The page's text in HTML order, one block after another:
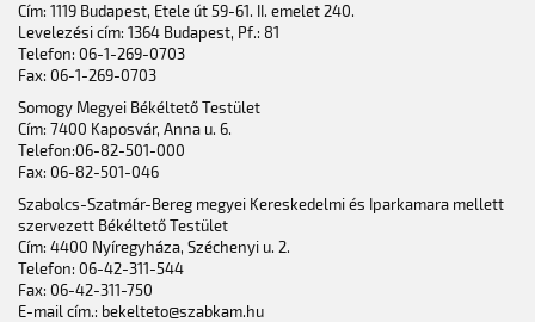
Cím: 1119 Budapest, Etele út 59-61. II. emelet 240.
Levelezési cím: 1364 Budapest, Pf.: 81
Telefon: 06-1-269-0703
Fax: 06-1-269-0703
Somogy Megyei Békéltető Testület
Cím: 7400 Kaposvár, Anna u. 6.
Telefon:06-82-501-000
Fax: 06-82-501-046
Szabolcs-Szatmár-Bereg megyei Kereskedelmi és Iparkamara mellett
szervezett Békéltető Testület
Cím: 4400 Nyíregyháza, Széchenyi u. 2.
Telefon: 06-42-311-544
Fax: 06-42-311-750
E-mail cím.: bekelteto@szabkam.hu